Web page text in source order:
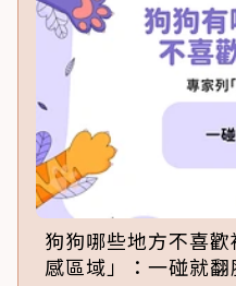
狗狗哪些地方不喜
感區域」：一碰就翻